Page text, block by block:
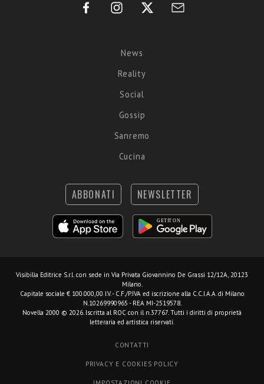
News
Reality
Social
Gossip
Sanremo
Cucina
ABBONATI NEWSLETTER
Visibilia Editrice S.r.l. con sede in Via Privata Giovannino De Grassi 12/12A, 20123
Milano.
Capitale sociale € 100.000,00 I.V. - C.F./P.IVA ed iscrizione alla C.C.I.A.A. di Milano
N.10269990965 - REA MI-2519578.
Novella 2000 © 2026. Iscritta al ROC con il n.37767. Tutti i diritti di proprietà
letteraria ed artistica riservati.
CONTATTI
PRIVACY E COOKIES POLICY